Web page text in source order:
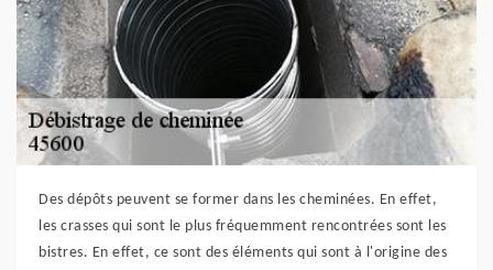
Des dépôts peuvent se former dans les cheminées. En effet,
les crasses qui sont le plus fréquemment rencontrées sont les
bistres. En effet, ce sont des éléments qui sont à l'origine des